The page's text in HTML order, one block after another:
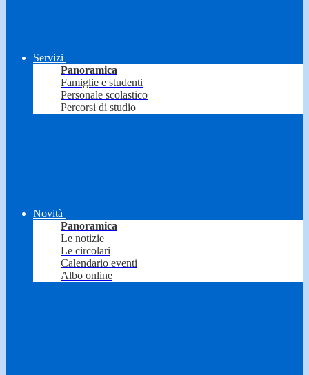
Servizi
Panoramica
Famiglie e studenti
Personale scolastico
Percorsi di studio
Novità
Panoramica
Le notizie
Le circolari
Calendario eventi
Albo online